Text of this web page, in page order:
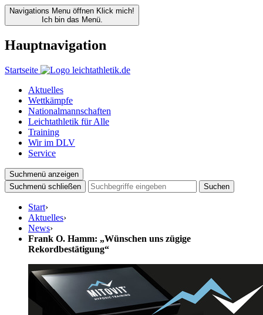
Navigations Menu öffnen Klick mich!
Ich bin das Menü.
Hauptnavigation
Startseite
Aktuelles
Wettkämpfe
Nationalmannschaften
Leichtathletik für Alle
Training
Wir im DLV
Service
Suchmenü anzeigen
Suchmenü schließen
Suchen
Start›
Aktuelles›
News›
Frank O. Hamm: „Wünschen uns zügige
Rekordbestätigung“